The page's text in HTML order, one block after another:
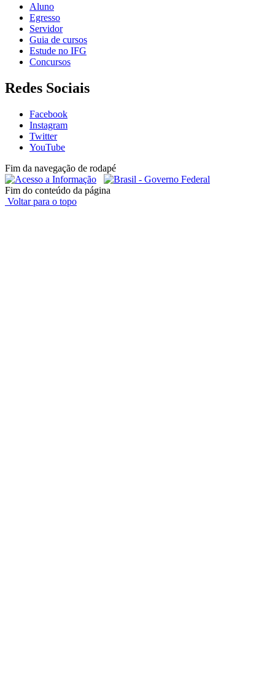
Aluno
Egresso
Servidor
Guia de cursos
Estude no IFG
Concursos
Redes Sociais
Facebook
Instagram
Twitter
YouTube
Fim da navegação de rodapé
Fim do conteúdo da página
Voltar para o topo